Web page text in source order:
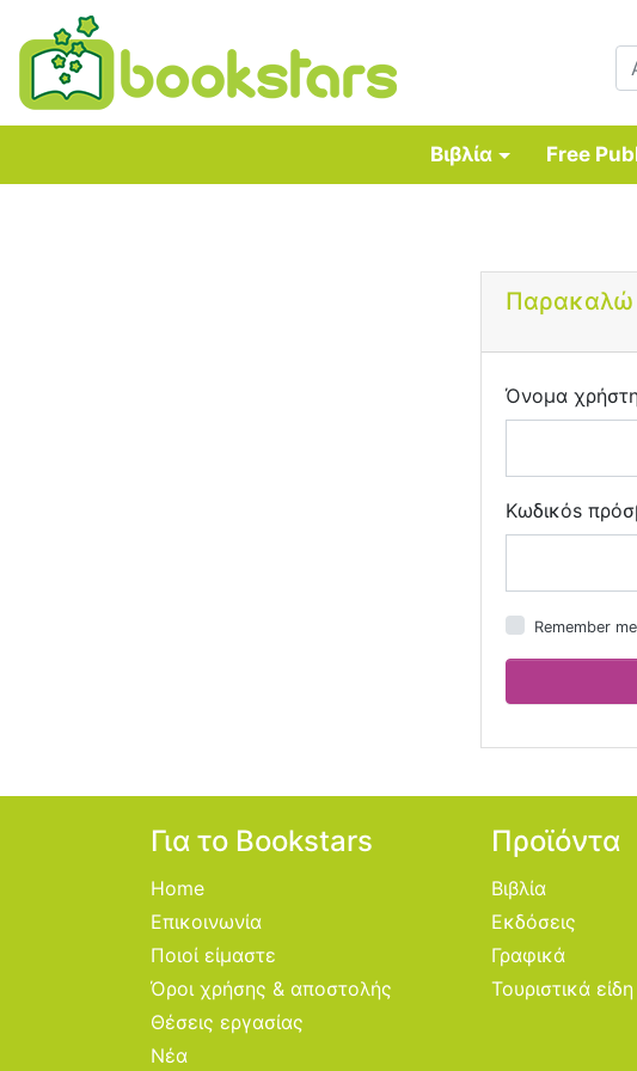
Βιβλία Free
Παρακαλώ
Όνομα
Κωδικόs
Remember
Για το Bookstars
Home
Επικοινωνία
Ποιοί είμαστε
Όροι χρήσης & αποστολής
Θέσεις εργασίας
Νέα
Προϊόντα
Βιβλία
Εκδόσεις
Γραφικά
Τουριστικά είδη